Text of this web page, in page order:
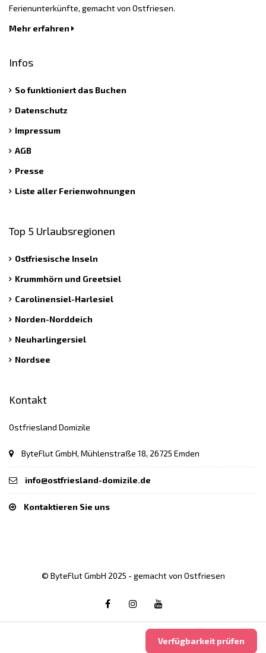
Verfügbarkeit prüfen
Ferienunterkünfte, gemacht von Ostfriesen.
Mehr erfahren
Infos
So funktioniert das Buchen
Datenschutz
Impressum
AGB
Presse
Liste aller Ferienwohnungen
Top 5 Urlaubsregionen
Ostfriesische Inseln
Krummhörn und Greetsiel
Carolinensiel-Harlesiel
Norden-Norddeich
Neuharlingersiel
Nordsee
Kontakt
Ostfriesland Domizile
ByteFlut GmbH, Mühlenstraße 18, 26725 Emden
info@ostfriesland-domizile.de
Kontaktieren Sie uns
© ByteFlut GmbH 2025 - gemacht von Ostfriesen